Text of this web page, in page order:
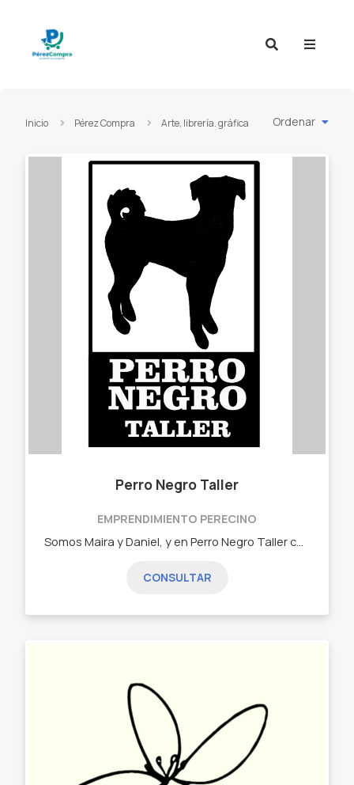
Inicio Pérez Compra Arte, librería. gráfica Ordenar
Perro Negro Taller
EMPRENDIMIENTO PERECINO
CONSULTAR